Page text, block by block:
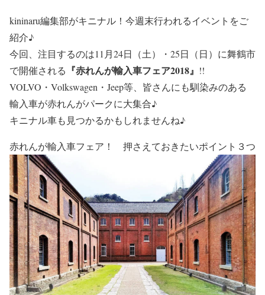
kininaru編集部がキニナル！今週末行われるイベントをご
紹介♪
今回、注目するのは11月24日（土）・25日（日）に舞鶴市
で開催される 『赤れんが輸入車フェア2018』 !!
VOLVO・Volkswagen・Jeep等、皆さんにも馴染みのある
輸入車が赤れんがパークに大集合♪
キニナル車も見つかるかもしれませんね♪
赤れんが輸入車フェア！ 押さえておきたいポイント３つ